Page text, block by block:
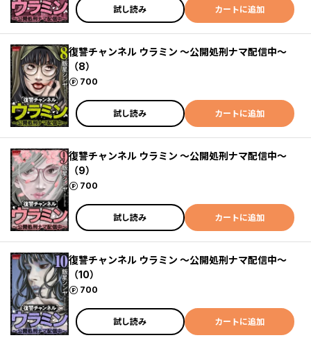
試し読み カートに追加
復讐チャンネル ウラミン ～公開処刑ナマ配信中～
（8）
700
ポイント
試し読み カートに追加
復讐チャンネル ウラミン ～公開処刑ナマ配信中～
（9）
700
ポイント
試し読み カートに追加
復讐チャンネル ウラミン ～公開処刑ナマ配信中～
（10）
700
ポイント
試し読み カートに追加